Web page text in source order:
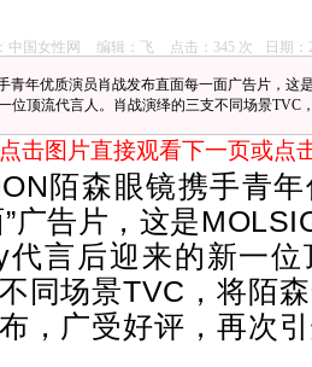
中国女性网 编辑：飞 点击： 345 次 日期：
青年优质演员肖战发布直面每一面广告片，这
位顶流代言人。肖战演绎的三支不同场景TVC
击图片直接观看下一页或点
陌森眼镜携手青
广告片，这是
代言后迎来的新一
同场景TVC，将陌
，广受好评，再次